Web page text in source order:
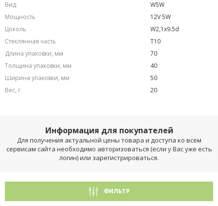
Вид
W5W
Мощность
12V 5W
Цоколь
W2,1x9.5d
Стеклянная часть
T10
Длина упаковки, мм
70
Толщина упаковки, мм
40
Ширина упаковки, мм
50
Вес, г
20
Информация для покупателей
Для получения актуальной цены товара и доступа ко всем
сервисам сайта необходимо авторизоваться (если у Вас уже есть
логин) или зарегистрироваться.
ФИЛЬТР